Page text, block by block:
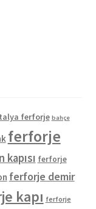
ferforje bahçe
ferforje
ferforje
ferforje demir
kapı ferforje